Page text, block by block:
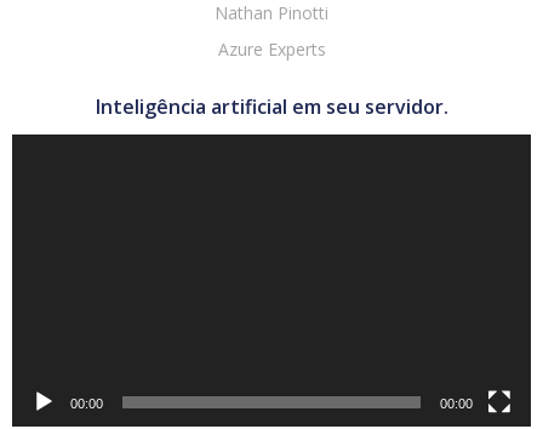
Nathan Pinotti
Azure Experts
Inteligência artificial em seu servidor.
00:00 00:00